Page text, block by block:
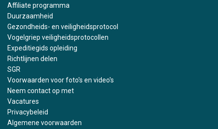
Affiliate programma
Duurzaamheid
Gezondheids- en veiligheidsprotocol
Vogelgriep veiligheidsprotocollen
Expeditiegids opleiding
Richtlijnen delen
SGR
Voorwaarden voor foto's en video's
Neem contact op met
Vacatures
Privacybeleid
Algemene voorwaarden